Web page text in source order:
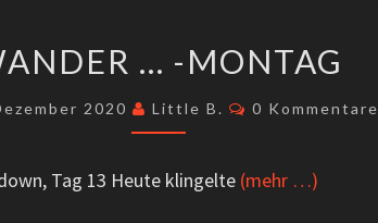
…
-
MONTAG
… -MONTAG
2020 Little B. Kommentare
0 Kommentare
Tag 13 Heute klingelte (mehr …)